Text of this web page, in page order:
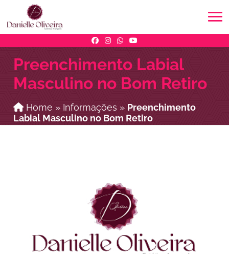
Preenchimento Labial
Masculino no Bom Retiro
Home » Informações » Preenchimento
Labial Masculino no Bom Retiro